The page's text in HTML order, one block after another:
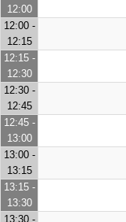
12:00
12:00 -
12:15
12:15 -
12:30
12:30 -
12:45
12:45 -
13:00
13:00 -
13:15
13:15 -
13:30
13:30 -